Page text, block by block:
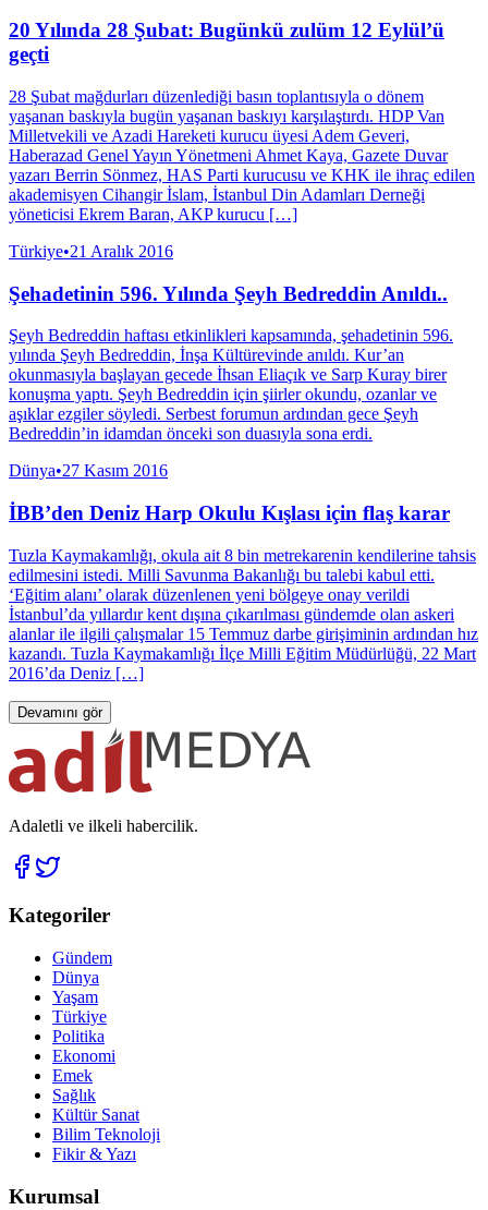
20 Yılında 28 Şubat: Bugünkü zulüm 12 Eylül’ü
geçti
28 Şubat mağdurları düzenlediği basın toplantısıyla o dönem
yaşanan baskıyla bugün yaşanan baskıyı karşılaştırdı. HDP Van
Milletvekili ve Azadi Hareketi kurucu üyesi Adem Geveri,
Haberazad Genel Yayın Yönetmeni Ahmet Kaya, Gazete Duvar
yazarı Berrin Sönmez, HAS Parti kurucusu ve KHK ile ihraç edilen
akademisyen Cihangir İslam, İstanbul Din Adamları Derneği
yöneticisi Ekrem Baran, AKP kurucu […]
Türkiye•21 Aralık 2016
Şehadetinin 596. Yılında Şeyh Bedreddin Anıldı..
Şeyh Bedreddin haftası etkinlikleri kapsamında, şehadetinin 596.
yılında Şeyh Bedreddin, İnşa Kültürevinde anıldı. Kur’an
okunmasıyla başlayan gecede İhsan Eliaçık ve Sarp Kuray birer
konuşma yaptı. Şeyh Bedreddin için şiirler okundu, ozanlar ve
aşıklar ezgiler söyledi. Serbest forumun ardından gece Şeyh
Bedreddin’in idamdan önceki son duasıyla sona erdi.
Dünya•27 Kasım 2016
İBB’den Deniz Harp Okulu Kışlası için flaş karar
Tuzla Kaymakamlığı, okula ait 8 bin metrekarenin kendilerine tahsis
edilmesini istedi. Milli Savunma Bakanlığı bu talebi kabul etti.
‘Eğitim alanı’ olarak düzenlenen yeni bölgeye onay verildi
İstanbul’da yıllardır kent dışına çıkarılması gündemde olan askeri
alanlar ile ilgili çalışmalar 15 Temmuz darbe girişiminin ardından hız
kazandı. Tuzla Kaymakamlığı İlçe Milli Eğitim Müdürlüğü, 22 Mart
2016’da Deniz […]
Devamını gör
Adaletli ve ilkeli habercilik.
Kategoriler
Gündem
Dünya
Yaşam
Türkiye
Politika
Ekonomi
Emek
Sağlık
Kültür Sanat
Bilim Teknoloji
Fikir & Yazı
Kurumsal